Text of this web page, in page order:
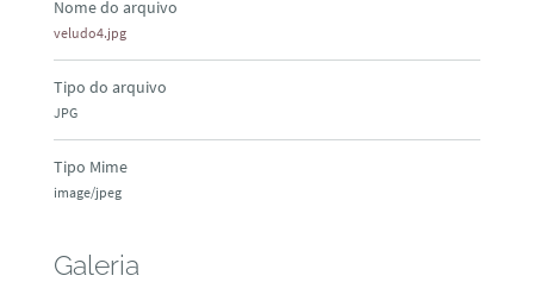
Nome do arquivo
veludo4.jpg
Tipo do arquivo
JPG
Tipo Mime
image/jpeg
Galeria